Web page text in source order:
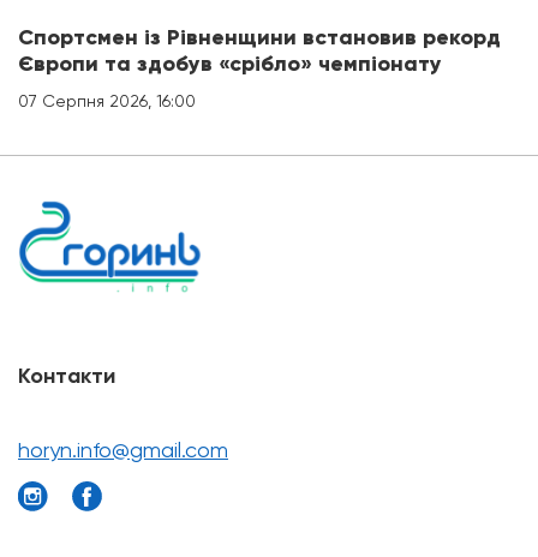
Спортсмен із Рівненщини встановив рекорд
Європи та здобув «срібло» чемпіонату
07 Серпня 2026, 16:00
Контакти
horyn.info@gmail.com